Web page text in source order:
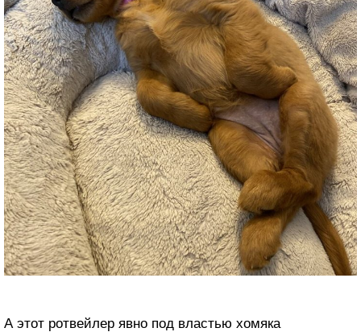
А этот ротвейлер явно под властью хомяка